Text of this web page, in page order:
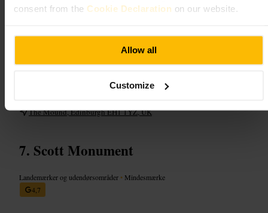
consent from the Cookie Declaration on our website.
Allow all
Customize
Afsæt cirka en time til besøget. Kombiner turen med en gåtur i Old
Town, så du får mest ud af placeringen. Medbring kamera til
du vil vide mere om udstoppede genstande eller særlige objekter.
The Mound, Edinburgh EH1 1YZ, UK
Scott Monument
Landemærker og udendørsområder • Mindesmærke
4,7